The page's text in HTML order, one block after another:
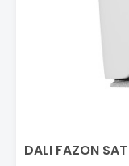
DALI FAZON SAT